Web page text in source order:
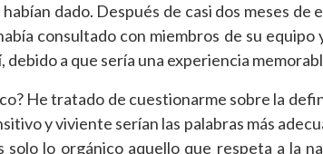
dado. Después de casi dos meses
consultado con miembros de su
a que sería una experiencia
He tratado de cuestionarme sobre la
y viviente serían las palabras más
solo lo orgánico aquello que respeta a la